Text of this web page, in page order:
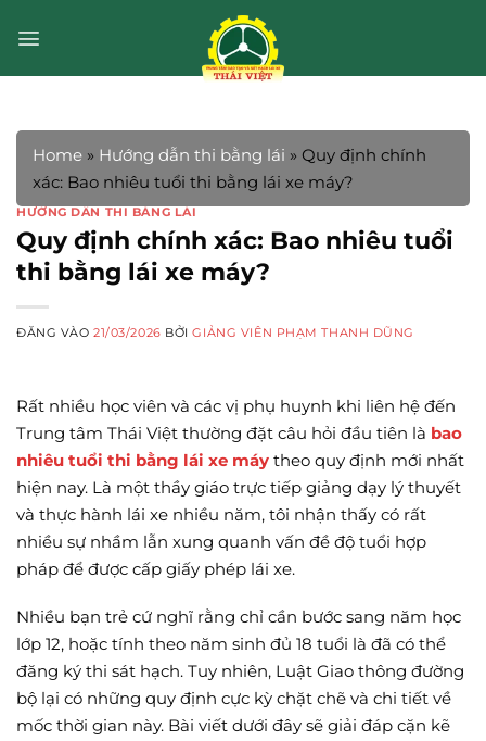
qua
Home » Hướng dẫn thi bằng lái » Quy định chính
xác: Bao nhiêu tuổi thi bằng lái xe máy?
HƯỚNG DẪN THI BẰNG LÁI
Quy định chính xác: Bao nhiêu tuổi
thi bằng lái xe máy?
ĐĂNG VÀO21/03/2026 BỞIGIẢNG VIÊN PHẠM THANH DŨNG
Rất nhiều học viên và các vị phụ huynh khi liên hệ đến
Trung tâm Thái Việt thường đặt câu hỏi đầu tiên là bao
nhiêu tuổi thi bằng lái xe máy theo quy định mới nhất
hiện nay. Là một thầy giáo trực tiếp giảng dạy lý thuyết
và thực hành lái xe nhiều năm, tôi nhận thấy có rất
nhiều sự nhầm lẫn xung quanh vấn đề độ tuổi hợp
pháp để được cấp giấy phép lái xe.
Nhiều bạn trẻ cứ nghĩ rằng chỉ cần bước sang năm học
lớp 12, hoặc tính theo năm sinh đủ 18 tuổi là đã có thể
đăng ký thi sát hạch. Tuy nhiên, Luật Giao thông đường
bộ lại có những quy định cực kỳ chặt chẽ và chi tiết về
mốc thời gian này. Bài viết dưới đây sẽ giải đáp cặn kẽ